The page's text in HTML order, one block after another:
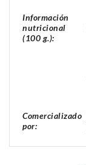
Información
nutricional
(100 g.):
Comercializado
por: